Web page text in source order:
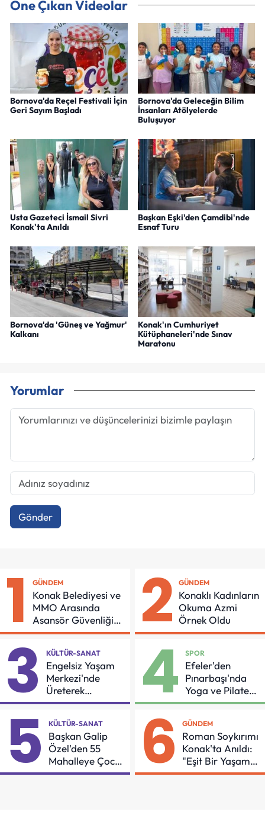
Öne Çıkan Videolar
Bornova'da Reçel Festivali İçin
Geri Sayım Başladı
Bornova'da Geleceğin Bilim
İnsanları Atölyelerde
Buluşuyor
Usta Gazeteci İsmail Sivri
Konak'ta Anıldı
Başkan Eşki'den Çamdibi'nde
Esnaf Turu
Bornova'da 'Güneş ve Yağmur'
Kalkanı
Konak'ın Cumhuriyet
Kütüphaneleri'nde Sınav
Maratonu
Yorumlar
Gönder
1 GÜNDEM
Konak Belediyesi ve
MMO Arasında
Asansör Güvenliği
İçin Önemli Protokol
2 GÜNDEM
Konaklı Kadınların
Okuma Azmi
Örnek Oldu
3 KÜLTÜR-SANAT
Engelsiz Yaşam
Merkezi'nde
Üreterek
Güçleniyorlar
4 SPOR
Efeler'den
Pınarbaşı'nda
Yoga ve Pilates
Buluşması
5 KÜLTÜR-SANAT
Başkan Galip
Özel'den 55
Mahalleye Çocuk
Şenliği
6 GÜNDEM
Roman Soykırımı
Konak'ta Anıldı:
"Eşit Bir Yaşam
İçin Mücadeleyi